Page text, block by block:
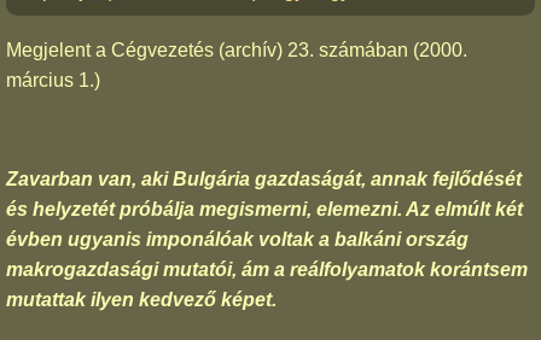
Megjelent a Cégvezetés (archív) 23. számában (2000.
március 1.)
Zavarban van, aki Bulgária gazdaságát, annak fejlődését
és helyzetét próbálja megismerni, elemezni. Az elmúlt két
évben ugyanis imponálóak voltak a balkáni ország
makrogazdasági mutatói, ám a reálfolyamatok korántsem
mutattak ilyen kedvező képet.